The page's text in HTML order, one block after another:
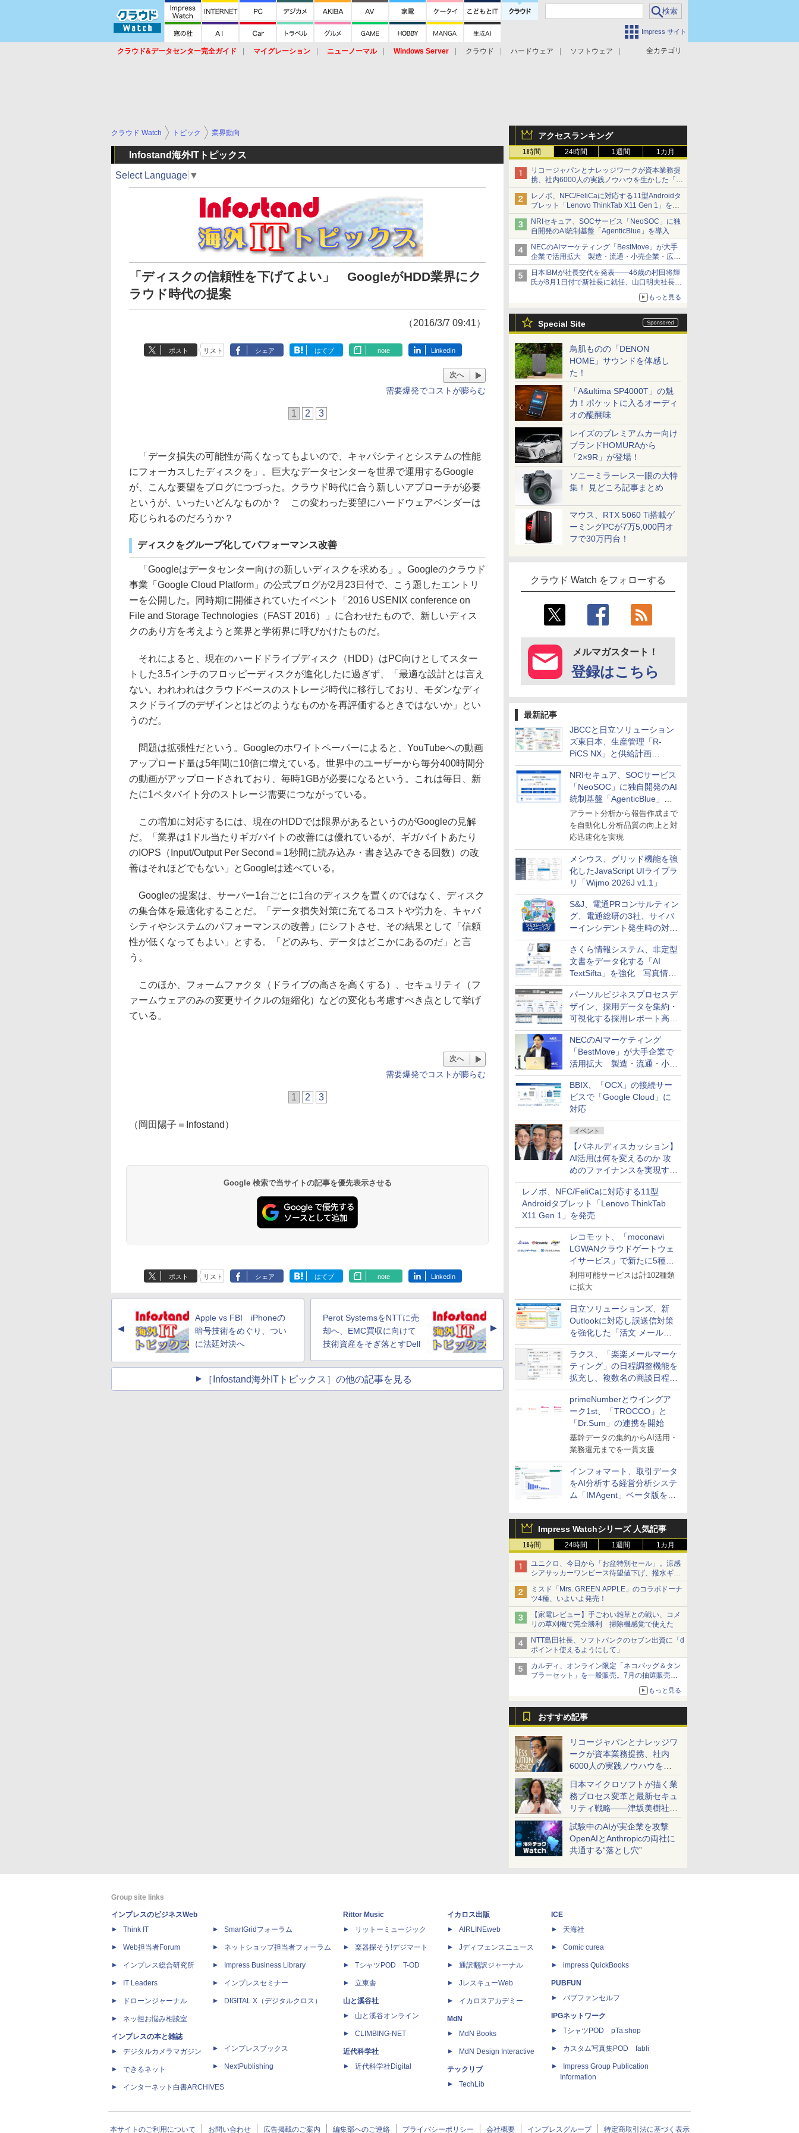
Impress サイト
全カテゴリ
クラウド&データセンター完全ガイド マイグレーション ニューノーマル Windows Server クラウド ハードウェア
ソフトウェア
アクセスランキング
1時間 24時間 1週間 1カ月
リコージャパンとナレッジワークが資本業務提
携、社内6000人の実践ノウハウを生かした「AI
商談記録 for RICOH」を展開へ
レノボ、NFC/FeliCaに対応する11型Androidタ
ブレット「Lenovo ThinkTab X11 Gen 1」を発
売
NRIセキュア、SOCサービス「NeoSOC」に独
自開発のAI統制基盤「AgenticBlue」を導入
NECのAIマーケティング「BestMove」が大手
企業で活用拡大 製造・流通・小売企業・広告
代理店などが実装フェーズへ
日本IBMが社長交代を発表――46歳の村田将輝
氏が8月1日付で新社長に就任、山口明夫社長は
もっと見る
Special Site
鳥肌ものの「DENON
HOME」サウンドを体感し
た！
「A&ultima SP4000T」の魅
力！ポケットに入るオーディ
オの醍醐味
レイズのプレミアムカー向け
ブランドHOMURAから
「2×9R」が登場！
ソニーミラーレス一眼の大特
集！ 見どころ記事まとめ
マウス、RTX 5060 Ti搭載ゲ
ーミングPCが7万5,000円オ
フで30万円台！
クラウド Watch をフォローする
メルマガスタート！
登録はこちら
最新記事
JBCCと日立ソリューション
ズ東日本、生産管理「R-
PiCS NX」と供給計画
「scSQUARE ISP」の連携サ
ービスを提供開始
NRIセキュア、SOCサービス
「NeoSOC」に独自開発のAI
統制基盤「AgenticBlue」を
導入
アラート分析から報告作成まで
を自動化し分析品質の向上と対
応迅速化を実現
メシウス、グリッド機能を強
化したJavaScript UIライブラ
リ「Wijmo 2026J v1.1」
S&J、電通PRコンサルティン
グ、電通総研の3社、サイバ
ーインシデント発生時の対応
と危機管理広報を一体的に訓
練するプログラムを提供
さくら情報システム、非定型
文書をデータ化する「AI
TextSifta」を強化 写真情報
のデータ化などに対応
パーソルビジネスプロセスデ
ザイン、採用データを集約・
可視化する採用レポート高速
化サービスを提供
NECのAIマーケティング
「BestMove」が大手企業で
活用拡大 製造・流通・小売
企業・広告代理店などが実装
フェーズへ
BBIX、「OCX」の接続サー
ビスで「Google Cloud」に
対応
イベント
【パネルディスカッション】
AI活用は何を変えるのか 攻
めのファイナンスを実現する
業務設計とマインドセット変
革
レノボ、NFC/FeliCaに対応する11型
Androidタブレット「Lenovo ThinkTab
X11 Gen 1」を発売
レコモット、「moconavi
LGWANクラウドゲートウェ
イサービス」で新たに5種類
のサービスと連携開始
利用可能サービスは計102種類
に拡大
日立ソリューションズ、新
Outlookに対応し誤送信対策
を強化した「活文 メール誤
送信防止アドインサービス」
を提供
ラクス、「楽楽メールマーケ
ティング」の日程調整機能を
拡充し、複数名の商談日程調
整を効率化
primeNumberとウイングア
ーク1st、「TROCCO」と
「Dr.Sum」の連携を開始
基幹データの集約からAI活用・
業務還元までを一貫支援
インフォマート、取引データ
をAI分析する経営分析システ
ム「IMAgent」ベータ版を提
Impress Watchシリーズ 人気記事
1時間 24時間 1週間 1カ月
ユニクロ、今日から「お盆特別セール」。涼感
シアサッカーワンピース待望値下げ、撥水ギア
ショーツは1990円に
ミスド「Mrs. GREEN APPLE」のコラボドーナ
ツ4種、いよいよ発売！
【家電レビュー】手ごわい雑草との戦い、コメ
リの草刈機で完全勝利 掃除機感覚で使えた
NTT島田社長、ソフトバンクのセブン出資に「d
ポイント使えるようにして」
カルディ、オンライン限定「ネコバッグ＆タン
ブラーセット」を一般販売。7月の抽選販売の
もっと見る
おすすめ記事
リコージャパンとナレッジワ
ークが資本業務提携、社内
6000人の実践ノウハウを生
かした「AI商談記録 for
RICOH」を展開へ
日本マイクロソフトが描く業
務プロセス変革と最新セキュ
リティ戦略――津坂美樹社長
が2027年度戦略を説明
試験中のAIが実企業を攻撃
OpenAIとAnthropicの両社に
共通する“落とし穴”
クラウド Watch トピック 業界動向
Infostand海外ITトピックス
Select Language ▼
「ディスクの信頼性を下げてよい」 GoogleがHDD業界にク
ラウド時代の提案
（2016/3/7 09:41）
ポスト リスト シェア はてブ note LinkedIn
次へ
需要爆発でコストが膨らむ
1 2 3
「データ損失の可能性が高くなってもよいので、キャパシティとシステムの性能
にフォーカスしたディスクを」。巨大なデータセンターを世界で運用するGoogle
が、こんな要望をブログにつづった。クラウド時代に合う新しいアプローチが必要
というが、いったいどんなものか？ この変わった要望にハードウェアベンダーは
応じられるのだろうか？
ディスクをグループ化してパフォーマンス改善
「Googleはデータセンター向けの新しいディスクを求める」。Googleのクラウド
事業「Google Cloud Platform」の公式ブログが2月23日付で、こう題したエントリ
ーを公開した。同時期に開催されていたイベント「2016 USENIX conference on
File and Storage Technologies（FAST 2016）」に合わせたもので、新しいディス
クのあり方を考えようと業界と学術界に呼びかけたものだ。
それによると、現在のハードドライブディスク（HDD）はPC向けとしてスター
トした3.5インチのフロッピーディスクが進化したに過ぎず、「最適な設計とは言え
ない。われわれはクラウドベースのストレージ時代に移行しており、モダンなディ
スクドライブのデザインとはどのようなものかを再評価するときではないか」とい
うのだ。
問題は拡張性だという。Googleのホワイトペーパーによると、YouTubeへの動画
アップロード量は5年間に10倍に増えている。世界中のユーザーから毎分400時間分
の動画がアップロードされており、毎時1GBが必要になるという。これは毎日、新
たに1ペタバイト分のストレージ需要につながっている。
この増加に対応するには、現在のHDDでは限界があるというのがGoogleの見解
だ。「業界は1ドル当たりギガバイトの改善には優れているが、ギガバイトあたり
のIOPS（Input/Output Per Second＝1秒間に読み込み・書き込みできる回数）の改
善はそれほどでもない」とGoogleは述べている。
Googleの提案は、サーバー1台ごとに1台のディスクを置くのではなく、ディスク
の集合体を最適化することだ。「データ損失対策に充てるコストや労力を、キャパ
シティやシステムのパフォーマンスの改善」にシフトさせ、その結果として「信頼
性が低くなってもよい」とする。「どのみち、データはどこかにあるのだ」と言
う。
このほか、フォームファクタ（ドライブの高さを高くする）、セキュリティ（フ
ァームウェアのみの変更サイクルの短縮化）などの変化も考慮すべき点として挙げ
ている。
次へ
需要爆発でコストが膨らむ
1 2 3
（岡田陽子＝Infostand）
Google 検索で当サイトの記事を優先表示させる
ポスト リスト シェア はてブ note LinkedIn
▲
Apple vs FBI iPhoneの
暗号技術をめぐり、つい
に法廷対決へ
Perot SystemsをNTTに売
却へ、EMC買収に向けて
技術資産をそぎ落とすDell
▲
［Infostand海外ITトピックス］の他の記事を見る
Group site links
インプレスのビジネスWeb
Think IT
Web担当者Forum
インプレス総合研究所
IT Leaders
ドローンジャーナル
ネッ担お悩み相談室
インプレスの本と雑誌
デジタルカメラマガジン
できるネット
インターネット白書ARCHIVES
SmartGridフォーラム
ネットショップ担当者フォーラム
Impress Business Library
インプレスセミナー
DIGITAL X（デジタルクロス）
インプレスブックス
NextPublishing
Rittor Music
リットーミュージック
楽器探そう!デジマート
TシャツPOD T-OD
立東舎
山と溪谷社
山と溪谷オンライン
CLIMBING-NET
近代科学社
近代科学社Digital
イカロス出版
AIRLINEweb
Jディフェンスニュース
通訳翻訳ジャーナル
JレスキューWeb
イカロスアカデミー
MdN
MdN Books
MdN Design Interactive
テックリブ
TechLib
ICE
天海社
Comic curea
impress QuickBooks
PUBFUN
パブファンセルフ
IPGネットワーク
TシャツPOD pTa.shop
カスタム写真集POD fabli
Impress Group Publication
Information
本サイトのご利用について お問い合わせ 広告掲載のご案内 編集部へのご連絡 プライバシーポリシー 会社概要 インプレスグループ 特定商取引法に基づく表示